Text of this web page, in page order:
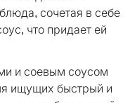
сочетая в себе
что придает ей
и соевым соусом
ищущих быстрый и